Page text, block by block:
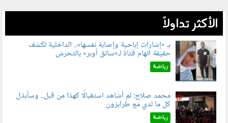
الأكثر تداولاً
060804.jpg
بـ «إشارات إباحية وإصابة نفسها».. الداخلية تكشف
حقيقة اتهام فتاة لـ«سائق أوبر» بالتحرش
رياضة
060802.jpg
محمد صلاح: لم أشاهد استقبالًا كهذا من قبل.. وسأبذل
كل ما لدي مع طرابزون
رياضة